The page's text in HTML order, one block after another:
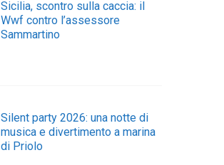
Sicilia, scontro sulla caccia: il
Wwf contro l’assessore
Sammartino
Silent party 2026: una notte di
musica e divertimento a marina
di Priolo